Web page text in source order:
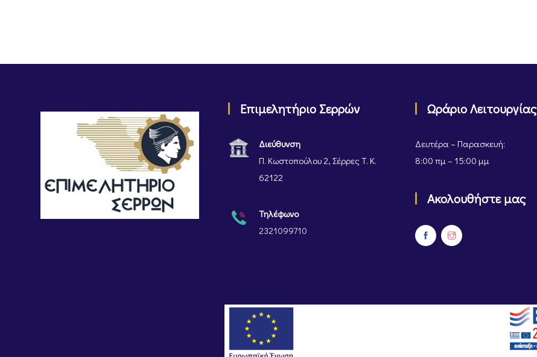
Επιμελητήριο Σερρών
Διεύθυνση
Π. Κωστοπούλου 2, Σέρρες Τ. Κ.
62122
Τηλέφωνο
2321099710
Ωράριο Λειτουργίας
Δευτέρα – Παρασκευή:
8:00 πμ – 15:00 μμ
Ακολουθήστε μας